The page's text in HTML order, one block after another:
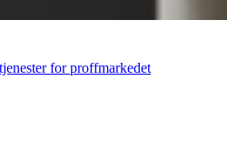
for proffmarkedet